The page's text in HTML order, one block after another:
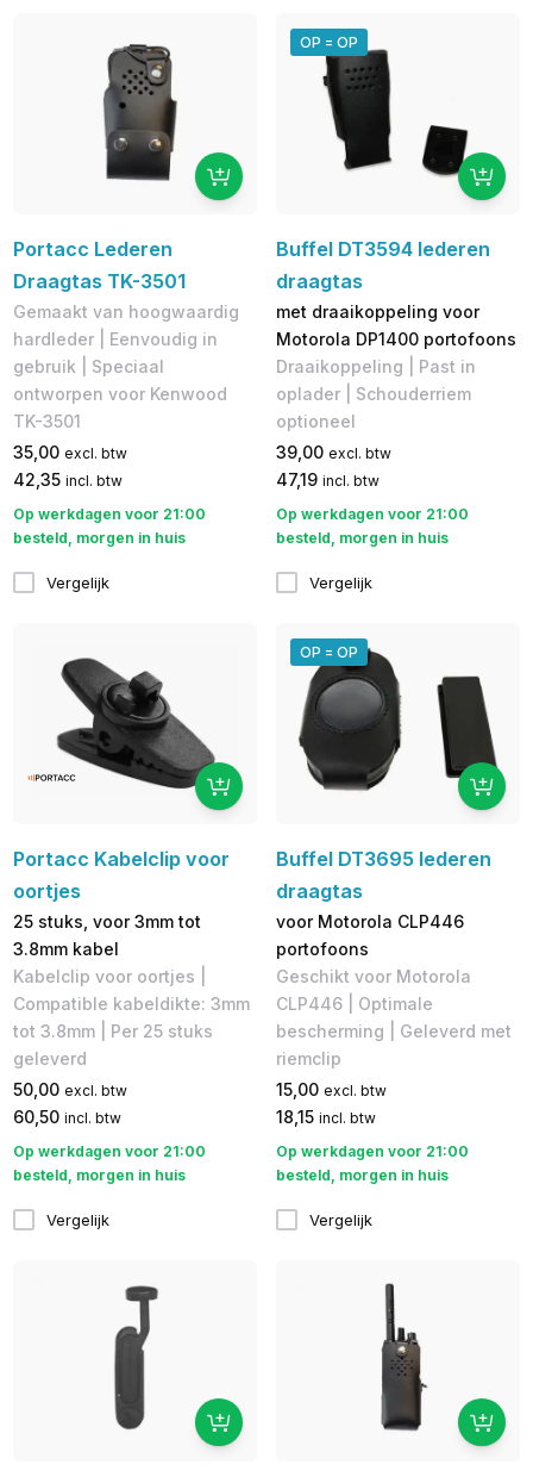
Portacc Lederen
Draagtas TK-3501
Gemaakt van hoogwaardig
hardleder | Eenvoudig in
gebruik | Speciaal
ontworpen voor Kenwood
TK-3501
35,00 excl. btw
42,35 incl. btw
Op werkdagen voor 21:00
besteld, morgen in huis
Vergelijk
OP = OP
Buffel DT3594 lederen
draagtas
met draaikoppeling voor
Motorola DP1400 portofoons
Draaikoppeling | Past in
oplader | Schouderriem
optioneel
39,00 excl. btw
47,19 incl. btw
Op werkdagen voor 21:00
besteld, morgen in huis
Vergelijk
Portacc Kabelclip voor
oortjes
25 stuks, voor 3mm tot
3.8mm kabel
Kabelclip voor oortjes |
Compatible kabeldikte: 3mm
tot 3.8mm | Per 25 stuks
geleverd
50,00 excl. btw
60,50 incl. btw
Op werkdagen voor 21:00
besteld, morgen in huis
Vergelijk
OP = OP
Buffel DT3695 lederen
draagtas
voor Motorola CLP446
portofoons
Geschikt voor Motorola
CLP446 | Optimale
bescherming | Geleverd met
riemclip
15,00 excl. btw
18,15 incl. btw
Op werkdagen voor 21:00
besteld, morgen in huis
Vergelijk